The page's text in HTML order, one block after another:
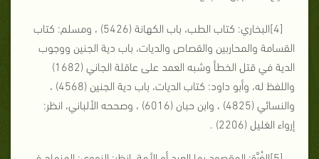
[4]البخاري: كتاب الطب، باب الكهانة (5426) ، ومسلم: كتاب
القسامة والمحاربين والقصاص والديات، باب دية الجنين ووجوب
الدية في قتل الخطأ وشبه العمد على عاقلة الجاني (1682)
واللفظ له، وأبو داود: كتاب الديات، باب دية الجنين (4568) ،
والنسائي (4825) ، وابن حبان (6016) ، وصححه الألباني، انظر:
إرواء الغليل (2206) .